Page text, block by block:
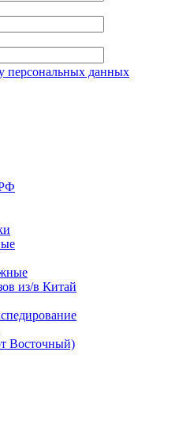
персональных данных
из/в Китай
Восточный)